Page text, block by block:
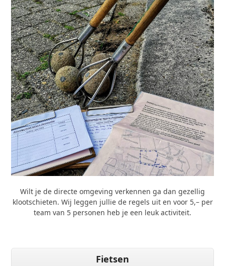
Wilt je de directe omgeving verkennen ga dan gezellig
klootschieten. Wij leggen jullie de regels uit en voor 5,– per
team van 5 personen heb je een leuk activiteit.
Fietsen